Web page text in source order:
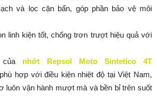
và lọc cặn bẩn, góp phần bảo vệ môi
linh kiện tốt, chống trơn trượt hiệu quả với
của nhớt Repsol Moto Sintetico 4T
hợp với điều kiện nhiệt độ tại Việt Nam,
luôn vận hành mượt mà và bền bỉ trên suốt